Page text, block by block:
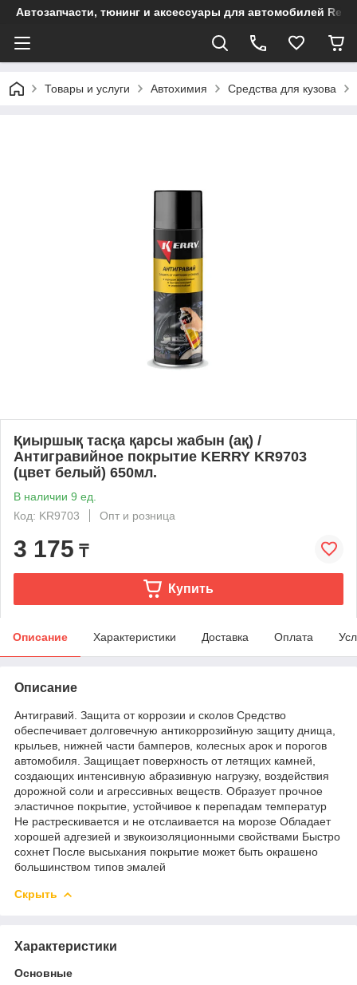
Автозапчасти, тюнинг и аксессуары для автомобилей
Товары и услуги Автохимия Средства для кузова
Қиыршық тасқа қарсы жабын (ақ) /
Антигравийное покрытие KERRY KR9703
(цвет белый) 650мл.
В наличии 9 ед.
Код: KR9703
Опт и розница
3 175 ₸
Купить
Описание Характеристики Доставка Оплата
Описание
Антигравий. Защита от коррозии и сколов Средство
обеспечивает долговечную антикоррозийную защиту днища,
крыльев, нижней части бамперов, колесных арок и порогов
автомобиля. Защищает поверхность от летящих камней,
создающих интенсивную абразивную нагрузку, воздействия
дорожной соли и агрессивных веществ. Образует прочное
эластичное покрытие, устойчивое к перепадам температур
Не растрескивается и не отслаивается на морозе Обладает
хорошей адгезией и звукоизоляционными свойствами Быстро
сохнет После высыхания покрытие может быть окрашено
большинством типов эмалей
Скрыть
Характеристики
Основные